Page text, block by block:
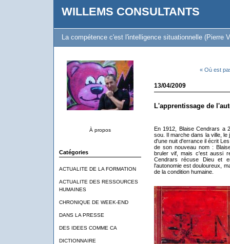
WILLEMS CONSULTANTS
La compétence c'est l'intelligence situationnelle (Pierre
À propos
Catégories
ACTUALITE DE LA FORMATION
ACTUALITE DES RESSOURCES
HUMAINES
CHRONIQUE DE WEEK-END
DANS LA PRESSE
DES IDEES COMME CA
DICTIONNAIRE
« Où est
13/04/2009
L'apprentissage de
En 1912, Blaise Cendrars a
sou. Il marche dans la ville,
d'une nuit d'errance il écrit
de son nouveau nom :
bruler vif, mais c'est aussi
Cendrars récuse Dieu et
l'autonomie est douloureux,
de la condition humaine.